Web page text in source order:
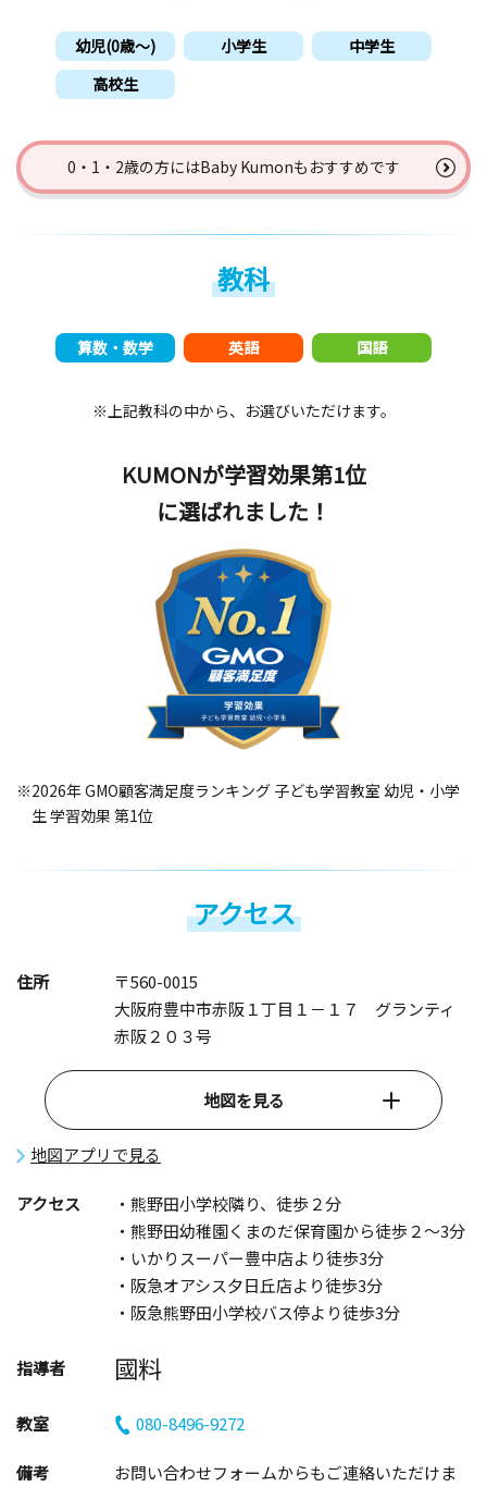
幼児(0歳〜) 小学生
中学生
高校生
0・1・2歳の方にはBaby Kumonもおすすめです
教科
算数・数学 英語 国語
※上記教科の中から、お選びいただけます。
KUMONが学習効果第1位
に選ばれました！
※2026年 GMO顧客満足度ランキング 子ども学習教室 幼児・小学
生 学習効果 第1位
アクセス
住所
〒560-0015
大阪府豊中市赤阪１丁目１－１７ グランティ
赤阪２０３号
地図を見る
地図アプリで見る
アクセス
・熊野田小学校隣り、徒歩２分
・熊野田幼稚園くまのだ保育園から徒歩２～3分
・いかりスーパー豊中店より徒歩3分
・阪急オアシス夕日丘店より徒歩3分
・阪急熊野田小学校バス停より徒歩3分
指導者 國料
教室 080-8496-9272
備考
お問い合わせフォームからもご連絡いただけま